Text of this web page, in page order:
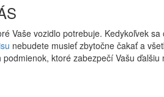
Vaše vozidlo potrebuje. Kedykoľvek
nebudete musieť zbytočne čakať a
ktoré zabezpečí Vašu ďalšiu